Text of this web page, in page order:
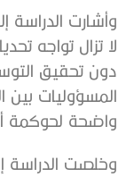
وأشارت الدراسة
لا تزال تواجه
دون تحقيق
المسؤوليات
واضحة لحوكمة
وخلصت الدراسة